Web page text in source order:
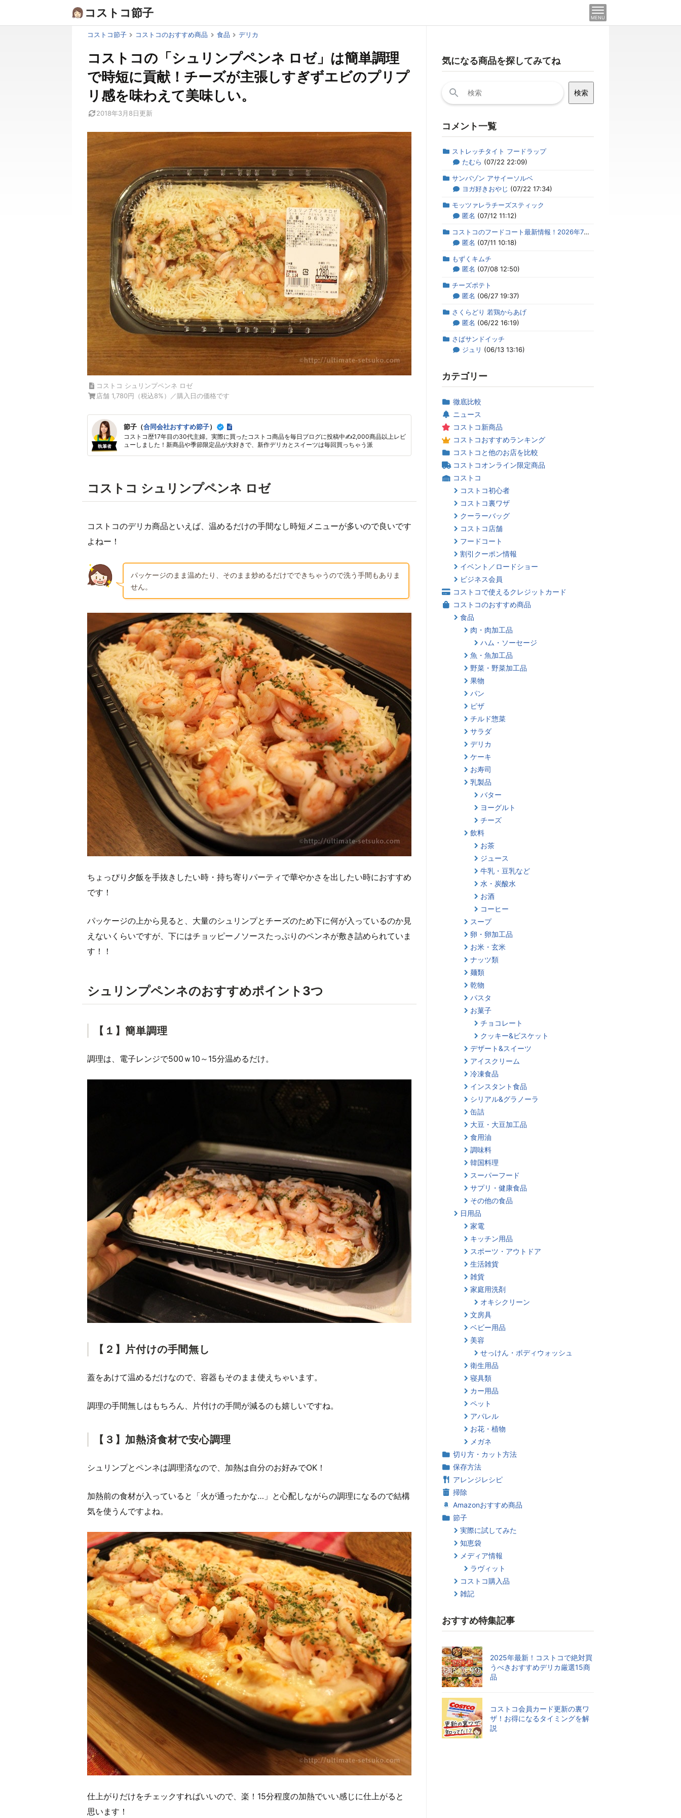
コストコ節子 MENU
コストコ節子 コストコのおすすめ商品 食品 デリカ
コストコの「シュリンプペンネ ロゼ」は簡単調理
で時短に貢献！チーズが主張しすぎずエビのプリプ
リ感を味わえて美味しい。
2018年3月8日更新
コストコ シュリンプペンネ ロゼ
店舗 1,780円（税込8%）／購入日の価格です
執筆者
節子（合同会社おすすめ節子）
コストコ歴17年目の30代主婦。実際に買ったコストコ商品を毎日ブログに投稿中✍2,000商品以上レビ
ューしました！新商品や季節限定品が大好きで、新作デリカとスイーツは毎回買っちゃう派
コストコ シュリンプペンネ ロゼ
コストコのデリカ商品といえば、温めるだけの手間なし時短メニューが多いので良いです
よねー！
パッケージのまま温めたり、そのまま炒めるだけでできちゃうので洗う手間もありま
せん。
ちょっぴり夕飯を手抜きしたい時・持ち寄りパーティで華やかさを出したい時におすすめ
です！
パッケージの上から見ると、大量のシュリンプとチーズのため下に何が入っているのか見
えないくらいですが、下にはチョッピーノソースたっぷりのペンネが敷き詰められていま
す！！
シュリンプペンネのおすすめポイント3つ
【１】簡単調理
調理は、電子レンジで500ｗ10～15分温めるだけ。
【２】片付けの手間無し
蓋をあけて温めるだけなので、容器もそのまま使えちゃいます。
調理の手間無しはもちろん、片付けの手間が減るのも嬉しいですね。
【３】加熱済食材で安心調理
シュリンプとペンネは調理済なので、加熱は自分のお好みでOK！
加熱前の食材が入っていると「火が通ったかな…」と心配しながらの調理になるので結構
気を使うんですよね。
仕上がりだけをチェックすればいいので、楽！15分程度の加熱でいい感じに仕上がると
思います！
気になる商品を探してみてね
索:
コメント一覧
ストレッチタイト フードラップ
たむら (07/22 22:09)
サンバゾン アサイーソルベ
ヨガ好きおやじ (07/22 17:34)
モッツァレラチーズスティック
匿名 (07/12 11:12)
コストコのフードコート最新情報！2026年7月のメニューまとめ
匿名 (07/11 10:18)
もずくキムチ
匿名 (07/08 12:50)
チーズポテト
匿名 (06/27 19:37)
さくらどり 若鶏からあげ
匿名 (06/22 16:19)
さばサンドイッチ
ジュリ (06/13 13:16)
カテゴリー
徹底比較
ニュース
コストコ新商品
コストコおすすめランキング
コストコと他のお店を比較
コストコオンライン限定商品
コストコ
コストコ初心者
コストコ裏ワザ
クーラーバッグ
コストコ店舗
フードコート
割引クーポン情報
イベント／ロードショー
ビジネス会員
コストコで使えるクレジットカード
コストコのおすすめ商品
食品
肉・肉加工品
ハム・ソーセージ
魚・魚加工品
野菜・野菜加工品
果物
パン
ピザ
チルド惣菜
サラダ
デリカ
ケーキ
お寿司
乳製品
バター
ヨーグルト
チーズ
飲料
お茶
ジュース
牛乳・豆乳など
水・炭酸水
お酒
コーヒー
スープ
卵・卵加工品
お米・玄米
ナッツ類
麺類
乾物
パスタ
お菓子
チョコレート
クッキー&ビスケット
デザート&スイーツ
アイスクリーム
冷凍食品
インスタント食品
シリアル&グラノーラ
缶詰
大豆・大豆加工品
食用油
調味料
韓国料理
スーパーフード
サプリ・健康食品
その他の食品
日用品
家電
キッチン用品
スポーツ・アウトドア
生活雑貨
雑貨
家庭用洗剤
オキシクリーン
文房具
ベビー用品
美容
せっけん・ボディウォッシュ
衛生用品
寝具類
カー用品
ペット
アパレル
お花・植物
メガネ
切り方・カット方法
保存方法
アレンジレシピ
掃除
Amazonおすすめ商品
節子
実際に試してみた
知恵袋
メディア情報
ラヴィット
コストコ購入品
雑記
おすすめ特集記事
2025年最新！コストコで絶対買
うべきおすすめデリカ厳選15商
品
コストコ会員カード更新の裏ワ
ザ！お得になるタイミングを解
説